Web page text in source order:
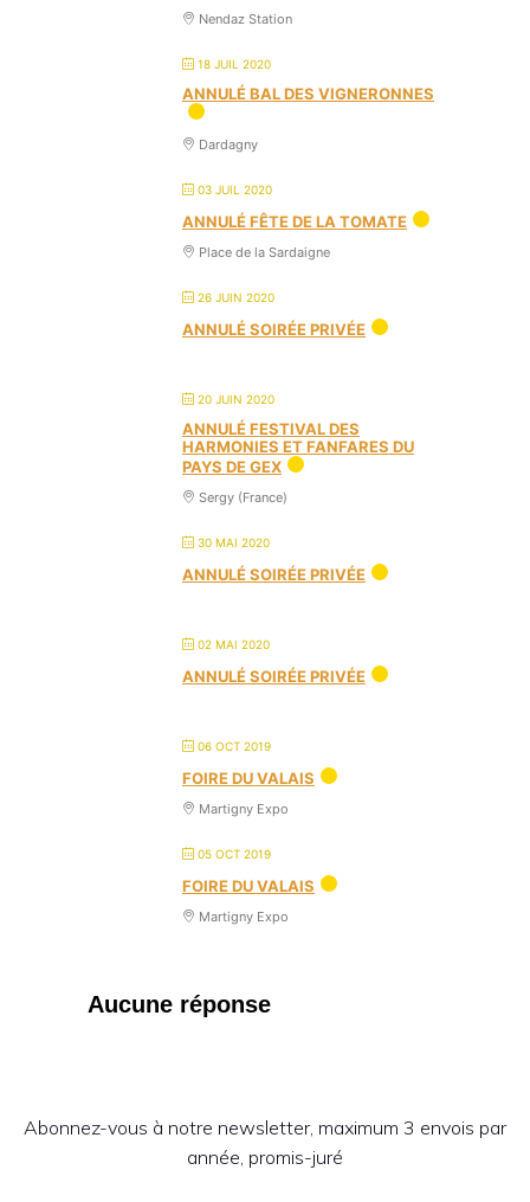
Nendaz Station
18 JUIL 2020
ANNULÉ BAL DES VIGNERONNES
Dardagny
03 JUIL 2020
ANNULÉ FÊTE DE LA TOMATE
Place de la Sardaigne
26 JUIN 2020
ANNULÉ SOIRÉE PRIVÉE
20 JUIN 2020
ANNULÉ FESTIVAL DES
HARMONIES ET FANFARES DU
PAYS DE GEX
Sergy (France)
30 MAI 2020
ANNULÉ SOIRÉE PRIVÉE
02 MAI 2020
ANNULÉ SOIRÉE PRIVÉE
06 OCT 2019
FOIRE DU VALAIS
Martigny Expo
05 OCT 2019
FOIRE DU VALAIS
Martigny Expo
Aucune réponse
Abonnez-vous à notre newsletter, maximum 3 envois par
année, promis-juré